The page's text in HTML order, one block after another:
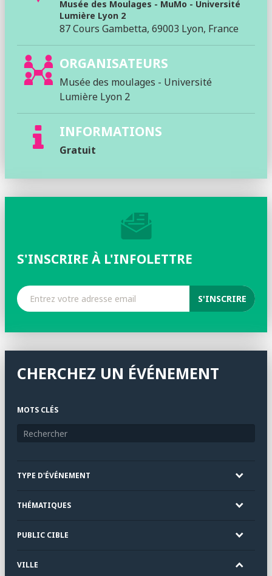
Musée des Moulages - MuMo - Université
Lumière Lyon 2
87 Cours Gambetta, 69003 Lyon, France
ORGANISATEURS
Musée des moulages - Université
Lumière Lyon 2
INFORMATIONS
Gratuit
S'INSCRIRE À L'INFOLETTRE
CHERCHEZ UN ÉVÉNEMENT
MOTS CLÉS
TYPE D'ÉVÉNEMENT
THÉMATIQUES
PUBLIC CIBLE
VILLE